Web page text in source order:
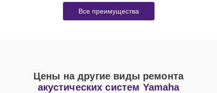
Все преимущества
Цены на другие виды ремонта
акустических систем Yamaha